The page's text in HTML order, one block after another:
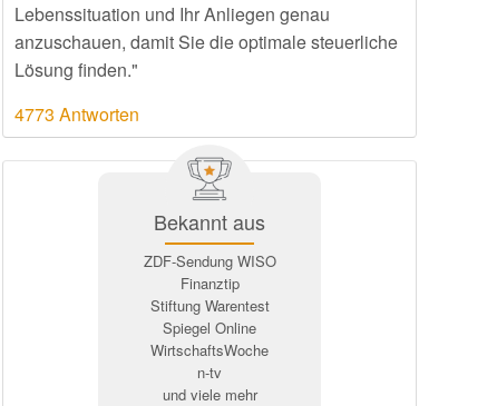
Lebenssituation und Ihr Anliegen genau
anzuschauen, damit Sie die optimale steuerliche
Lösung finden."
4773 Antworten
Bekannt aus
ZDF-Sendung WISO
Finanztip
Stiftung Warentest
Spiegel Online
WirtschaftsWoche
n-tv
und viele mehr